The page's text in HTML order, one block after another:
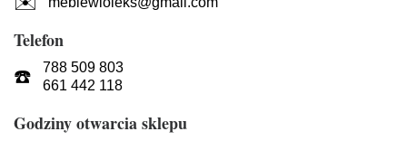
Telefon
☎️
788 509 803
661 442 118
Godziny otwarcia sklepu